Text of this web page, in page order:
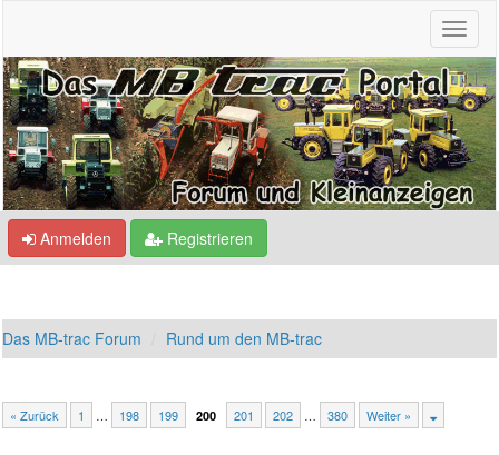
Anmelden Registrieren
Das MB-trac Forum Rund um den MB-trac
« Zurück 1 … 198 199 200 201 202 … 380 Weiter »